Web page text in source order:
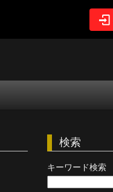
検索
キーワード検索